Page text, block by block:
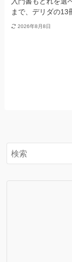
まで、デリダの13
2026年8月8日